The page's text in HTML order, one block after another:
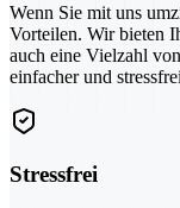
Wenn Sie mit uns
Vorteilen. Wir bieten
auch eine Vielzahl
einfacher und
Stressfrei